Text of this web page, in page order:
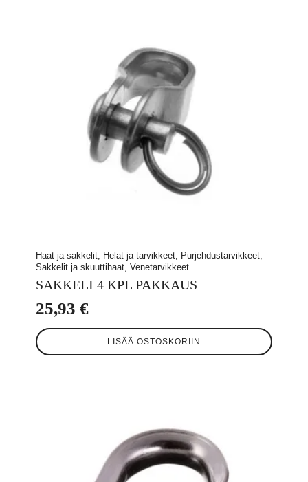
Haat ja sakkelit, Helat ja tarvikkeet, Purjehdustarvikkeet,
Sakkelit ja skuuttihaat, Venetarvikkeet
SAKKELI 4 KPL PAKKAUS
25,93 €
LISÄÄ OSTOSKORIIN